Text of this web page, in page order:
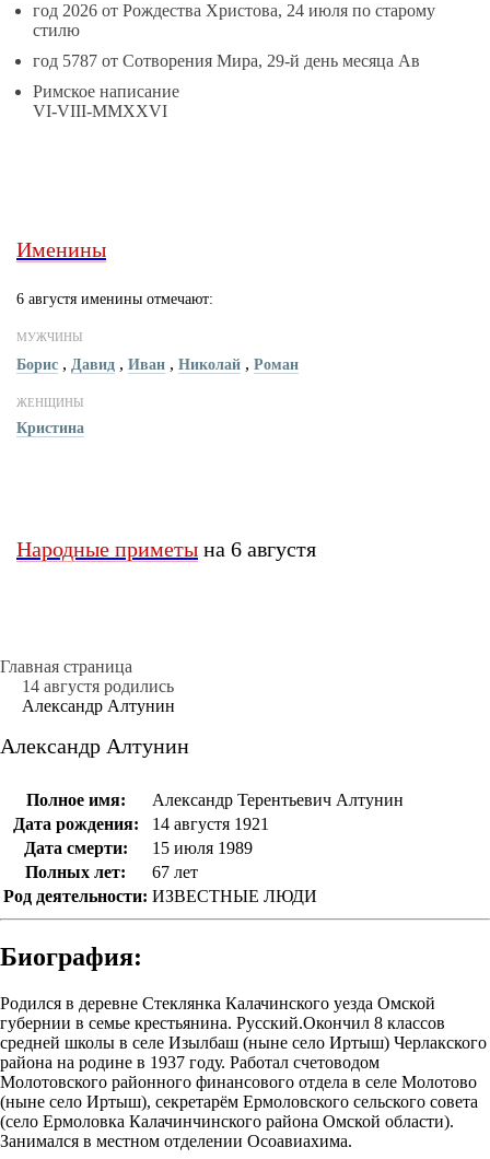
год 2026 от Рождества Христова, 24 июля по старому
стилю
год 5787 от Сотворения Мира, 29-й день месяца Ав
Римское написание
VI-VIII-MMXXVI
Именины
6 августя именины отмечают:
МУЖЧИНЫ
Борис , Давид , Иван , Николай , Роман
ЖЕНЩИНЫ
Кристина
Народные приметы на 6 августя
Главная страница
14 августя родились
Александр Алтунин
Александр Алтунин
Полное имя:
Александр Терентьевич Алтунин
Дата рождения:
14 августя 1921
Дата смерти:
15 июля 1989
Полных лет:
67 лет
Род деятельности: ИЗВЕСТНЫЕ ЛЮДИ
Биография:
Родился в деревне Стеклянка Калачинского уезда Омской
губернии в семье крестьянина. Русский.Окончил 8 классов
средней школы в селе Изылбаш (ныне село Иртыш) Черлакского
района на родине в 1937 году. Работал счетоводом
Молотовского районного финансового отдела в селе Молотово
(ныне село Иртыш), секретарём Ермоловского сельского совета
(село Ермоловка Калачинчинского района Омской области).
Занимался в местном отделении Осоавиахима.